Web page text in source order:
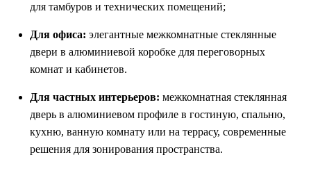
для тамбуров и технических помещений;
Для офиса: элегантные межкомнатные стеклянные
двери в алюминиевой коробке для переговорных
комнат и кабинетов.
Для частных интерьеров: межкомнатная стеклянная
дверь в алюминиевом профиле в гостиную, спальню,
кухню, ванную комнату или на террасу, современные
решения для зонирования пространства.